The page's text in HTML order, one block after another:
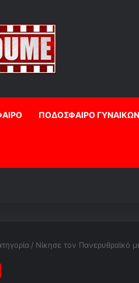
ΠΟΔΟΣΦΑΙΡΟ ΓΥΝΑΙΚΩΝ
/ Νίκησε τον Πανερυθραϊκό